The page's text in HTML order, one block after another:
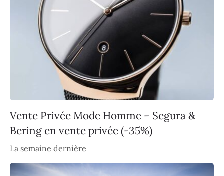
Vente Privée Mode Homme – Segura &
Bering en vente privée (-35%)
La semaine dernière